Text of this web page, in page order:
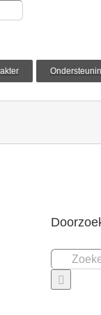
Zoeken
naar: